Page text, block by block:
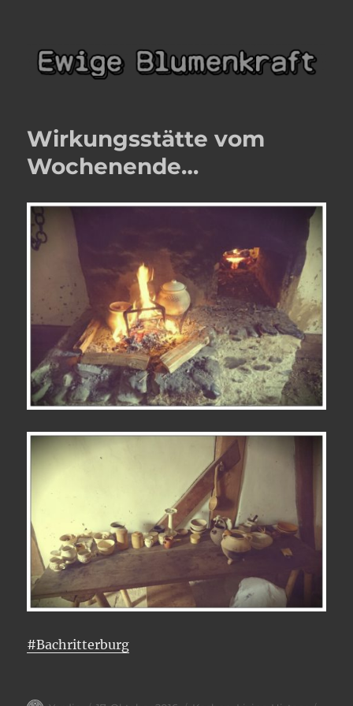
Ewige Blumenkraft
Wirkungsstätte vom
Wochenende…
#Bachritterburg